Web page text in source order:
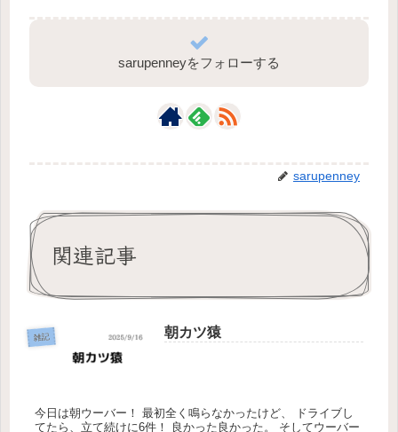
sarupenneyをフォローする
sarupenney
関連記事
雑記 朝カツ猿
今日は朝ウーバー！ 最初全く鳴らなかったけど、 ドライブし
てたら、立て続けに6件！ 良かった良かった。 そしてウーバー